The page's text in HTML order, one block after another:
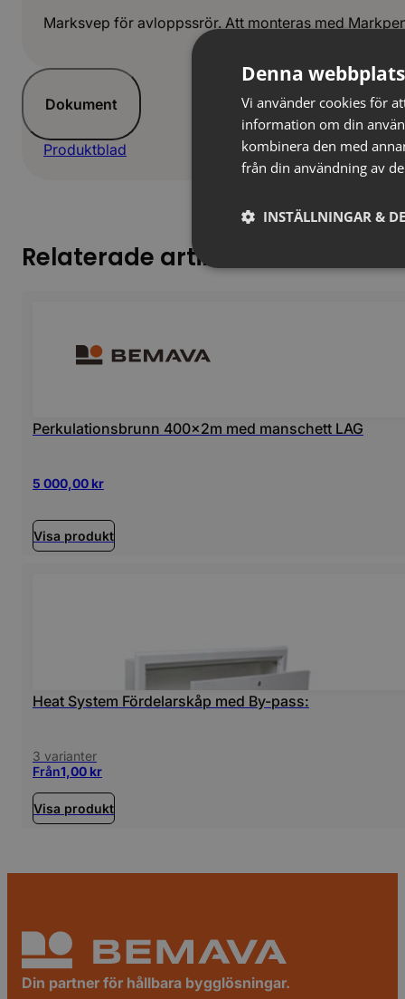
Marksvep för avloppssrör. Att monteras med
Dokument
Produktblad
Relaterade artiklar
Perkulationsbrunn 400x2m med manschett LAG
5 000,00 kr
Visa produkt
Heat System Fördelarskåp med By-pass:
3 varianter
Från1,00 kr
Visa produkt
Din partner för hållbara bygglösningar.
Denna
Vi använder cookies för
information om din
kombinera den med
från din användning av
INSTÄLLNINGAR &